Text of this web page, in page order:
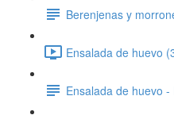
Berenjenas y
Ensalada de huevo
Ensalada de huevo